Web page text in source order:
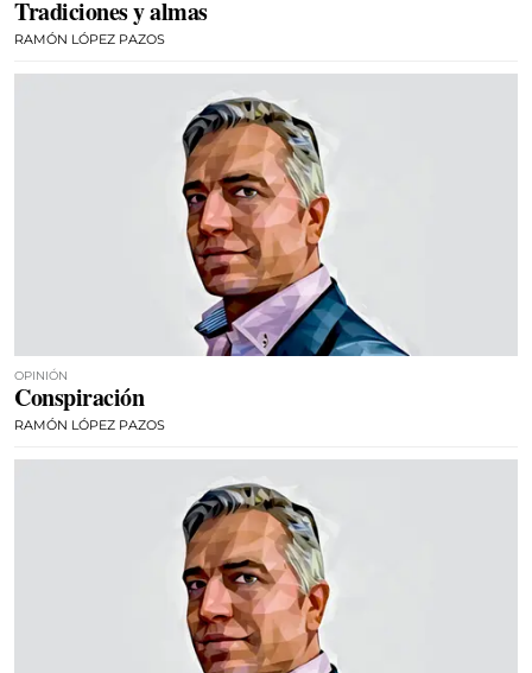
Tradiciones y almas
RAMÓN LÓPEZ PAZOS
OPINIÓN
Conspiración
RAMÓN LÓPEZ PAZOS